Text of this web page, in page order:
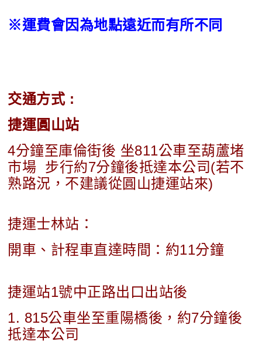
※運費會因為地點遠近而有所不同
交通方式 :
捷運圓山站
4分鐘至庫倫街後 坐811公車至葫蘆堵
市場 步行約7分鐘後抵達本公司(若不
熟路況，不建議從圓山捷運站來)
捷運士林站：
開車、計程車直達時間：約11分鐘
捷運站1號中正路出口出站後
1. 815公車坐至重陽橋後，約7分鐘後
抵達本公司